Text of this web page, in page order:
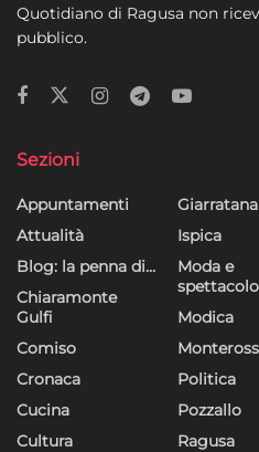
Quotidiano di Ragusa non
pubblico.
Sezioni
Appuntamenti
Attualità
Blog: la penna di…
Chiaramonte
Gulfi
Comiso
Cronaca
Cucina
Cultura
Giarratana
Ispica
Moda e
spettacolo
Modica
Politica
Pozzallo
Ragusa